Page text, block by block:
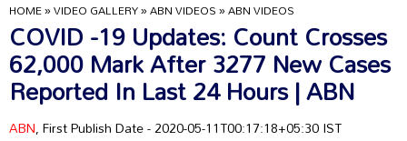
HOME»VIDEO GALLERY»ABN VIDEOS»ABN VIDEOS
COVID -19 Updates: Count Crosses
62,000 Mark After 3277 New Cases
Reported In Last 24 Hours | ABN
ABN, First Publish Date - 2020-05-11T00:17:18+05:30 IST